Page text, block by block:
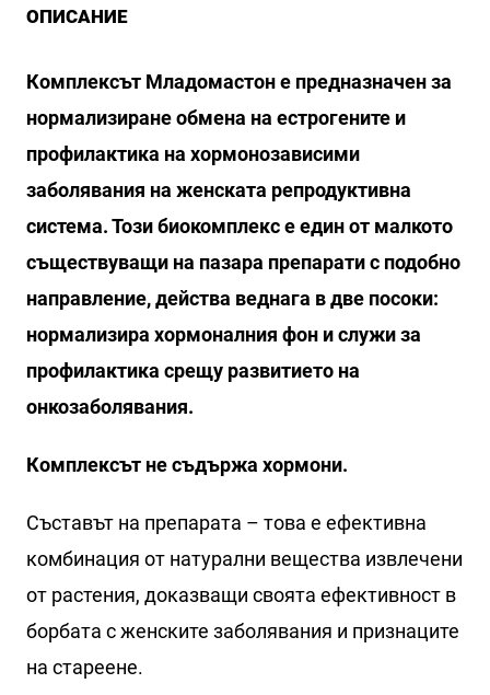
ОПИСАНИЕ
Комплексът Младомастон е предназначен за
нормализиране обмена на естрогените и
профилактика на хормонозависими
заболявания на женската репродуктивна
система. Този биокомплекс е един от малкото
съществуващи на пазара препарати с подобно
направление, действа веднага в две посоки:
нормализира хормоналния фон и служи за
профилактика срещу развитието на
онкозаболявания.
Комплексът не съдържа хормони.
Съставът на препарата – това е ефективна
комбинация от натурални вещества извлечени
от растения, доказващи своята ефективност в
борбата с женските заболявания и признаците
на стареене.